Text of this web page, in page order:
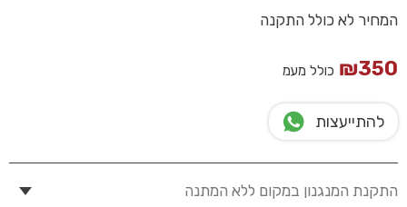
המחיר לא כולל התקנה
₪350 כולל מעמ
להתייעצות
התקנת המנגנון במקום ללא המתנה